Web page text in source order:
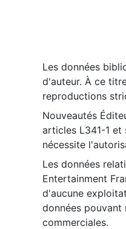
Les données
d'auteur. À ce
reproductions
Nouveautés
articles L341-1
nécessite
Les données
Entertainment
d'aucune
données
commerciales.